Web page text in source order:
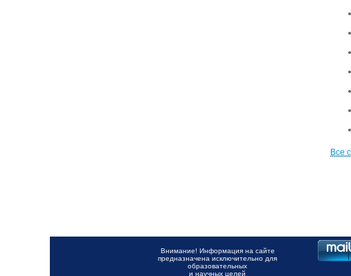
Все
Внимание! Информация на сайте
предназначена исключительно для
образовательных
и научных целей